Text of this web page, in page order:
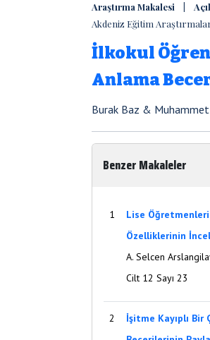
Araştırma Makalesi |
Akdeniz Eğitim
İlkokul
Anlama
Burak Baz &
Benzer Makaleler
1
Lise
Özelliklerinin
A. Selcen
Cilt 12 Sayı 23
2
İşitme Kayıplı Bir